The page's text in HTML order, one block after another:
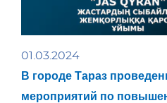
01.03.2024
В городе Тараз
мероприятий по